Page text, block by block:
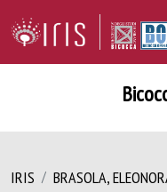
IRIS BRASOLA,